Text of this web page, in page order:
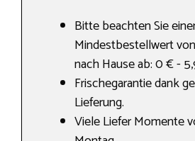
Bitte beachten Sie
Mindestbestellwert
nach Hause ab: 0 € -
Frischegarantie dank
Lieferung.
Viele Liefer Momente